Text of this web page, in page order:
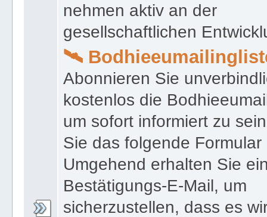
nehmen aktiv an der
gesellschaftlichen
🛰
Abonnieren Sie
kostenlos die
um sofort informiert zu
Sie das folgende
Umgehend erhalten Sie
Bestätigungs-E-Mail, um
sicherzustellen, dass es